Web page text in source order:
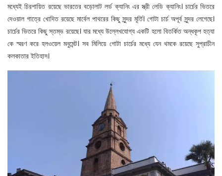
মধ্যেই চিরশায়িত রয়েছে ভারতের বড়োলাট লর্ড ক্যানিং এর স্ত্রী লেডি ক্যানিং। চার্চের ভিতরে
দেওয়াল গাত্রে খোদিত রয়েছে মার্বেল পাথরের কিছু সুন্দর মূর্তি। গোটা চার্চ অপূর্ব সুন্দর লেগেছে।
চার্চের ভিতরে কিছু স্তম্ভ রয়েছে। যার মধ্যে উল্লেখযোগ্য একটি হলো বিতর্কিত অন্ধকূপ হত্যা
কে স্মরণ করে হলওয়েল মনুমেন্ট। সব মিলিয়ে গোটা চার্চের মধ্যে যেন থমকে রয়েছে সুপ্রাচীন
কলকাতার ইতিহাস।